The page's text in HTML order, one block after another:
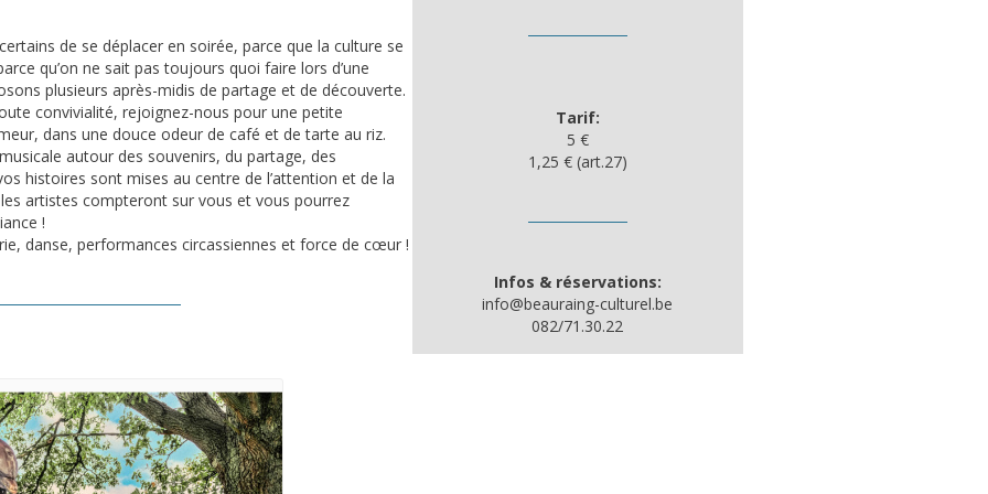
de se déplacer en soirée, parce que la culture se
qu’on ne sait pas toujours quoi faire lors d’une
plusieurs après-midis de partage et de découverte.
convivialité, rejoignez-nous pour une petite
dans une douce odeur de café et de tarte au riz.
autour des souvenirs, du partage, des
histoires sont mises au centre de l’attention et de la
artistes compteront sur vous et vous pourrez
!
danse, performances circassiennes et force de cœur !
Tarif:
5 €
1,25 € (art.27)
Infos & réservations:
info@beauraing-culturel.be
082/71.30.22